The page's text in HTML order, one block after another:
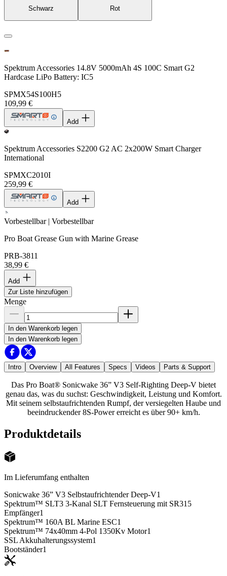
Schwarz Rot
Spektrum Accessories 14.8V 5000mAh 4S 100C Smart G2
Hardcase LiPo Battery: IC5
SPMX54S100H5
109,99 €
Add
Spektrum Accessories S2200 G2 AC 2x200W Smart Charger
International
SPMXC2010I
259,99 €
Add
Vorbestellbar | Vorbestellbar
Pro Boat Grease Gun with Marine Grease
PRB-3811
38,99 €
Add
Zur Liste hinzufügen
Menge
In den Warenkorb legen
In den Warenkorb legen
Intro Overview All Features Specs Videos Parts & Support
Das Pro Boat® Sonicwake 36” V3 Self-Righting Deep-V bietet
genau das, was du suchst: Geschwindigkeit, Leistung und Komfort.
Mit seinem selbstaufrichtenden Rumpf, der versiegelten Haube und
beeindruckender 8S-Power erreicht es über 90+ km/h.
Produktdetails
Im Lieferumfang enthalten
Sonicwake 36” V3 Selbstaufrichtender Deep-V1
Spektrum™ SLT3 3-Kanal SLT Fernsteuerung mit SR315
Empfänger1
Spektrum™ 160A BL Marine ESC1
Spektrum™ 74x40mm 4-Pol 1350Kv Motor1
SSL Akkuhalterungssystem1
Bootständer1